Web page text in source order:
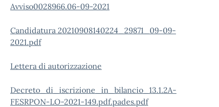
Avviso0028966.06-09-2021
Candidatura 20210908140224_29871_09-09-
2021.pdf
Lettera di autorizzazione
Decreto_di_iscrizione_in_bilancio_13.1.2A-
FESRPON-LO-2021-149.pdf.pades.pdf